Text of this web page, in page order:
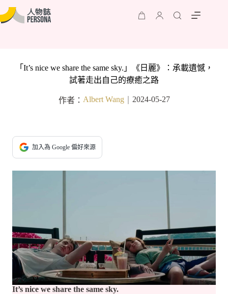
「It’s nice we share the same sky.」《日麗》：承載遺憾，
試著走出自己的療癒之路
作者： Albert Wang｜ 2024-05-27
加入為 Google 偏好來源
It’s nice we share the same sky.